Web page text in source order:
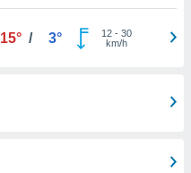
15° / 3° 12- 30
km/h